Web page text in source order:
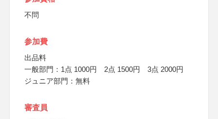
不問
参加費
出品料
一般部門：1点 1000円 2点 1500円 3点 2000円
ジュニア部門：無料
審査員